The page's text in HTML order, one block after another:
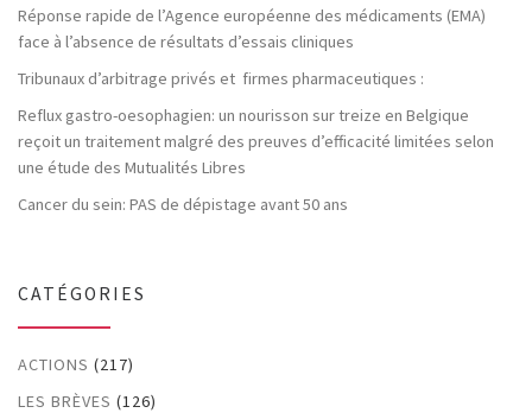
Réponse rapide de l’Agence européenne des médicaments (EMA)
face à l’absence de résultats d’essais cliniques
Tribunaux d’arbitrage privés et firmes pharmaceutiques :
Reflux gastro-oesophagien: un nourisson sur treize en Belgique
reçoit un traitement malgré des preuves d’efficacité limitées selon
une étude des Mutualités Libres
Cancer du sein: PAS de dépistage avant 50 ans
CATÉGORIES
ACTIONS (217)
LES BRÈVES (126)